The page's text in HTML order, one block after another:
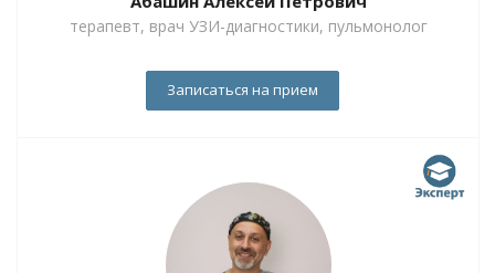
терапевт, врач УЗИ-диагностики, пульмонолог
Записаться на прием